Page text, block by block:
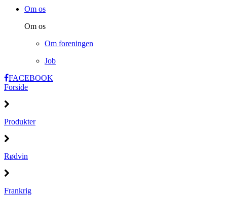
Om os
Om os
Om foreningen
Job
FACEBOOK
Forside
Produkter
Rødvin
Frankrig